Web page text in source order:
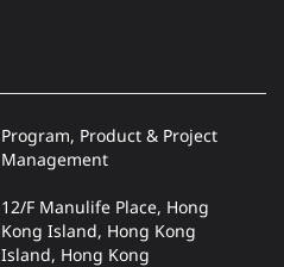
Program, Product & Project
Management
12/F Manulife Place, Hong
Kong Island, Hong Kong
Island, Hong Kong